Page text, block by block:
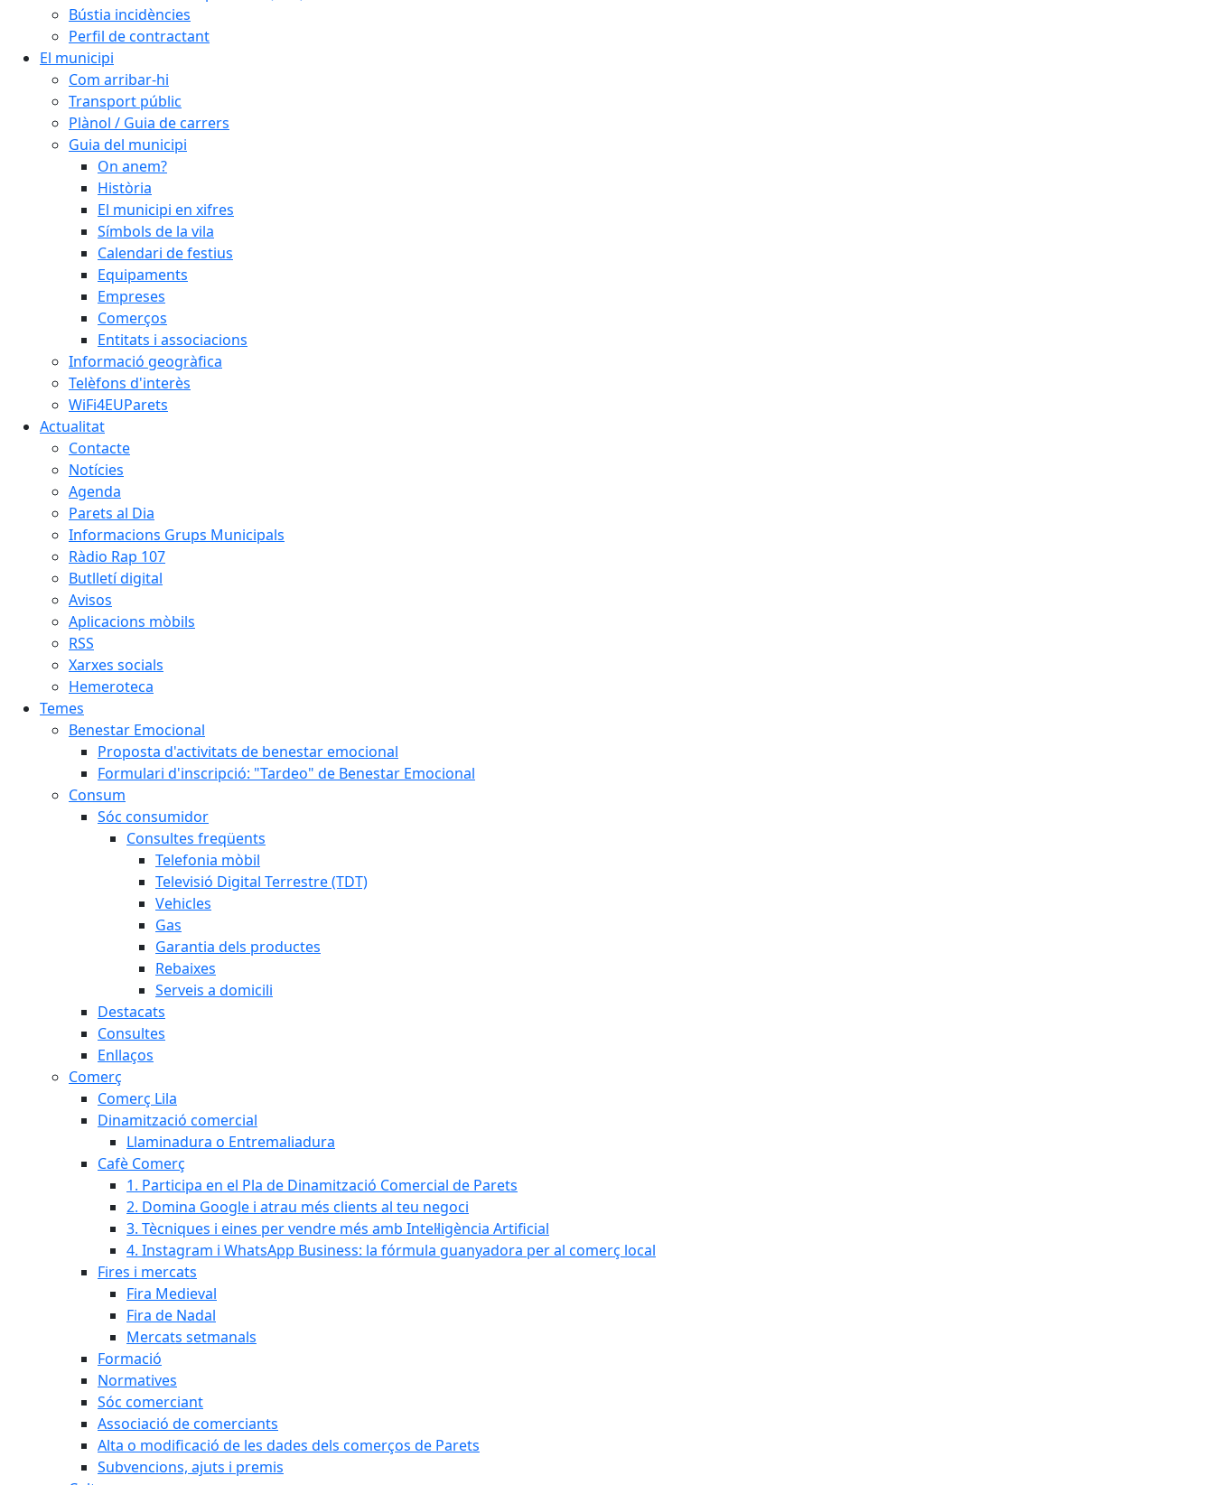
Bústia incidències
Perfil de contractant
El municipi
Com arribar-hi
Transport públic
Plànol / Guia de carrers
Guia del municipi
On anem?
Història
El municipi en xifres
Símbols de la vila
Calendari de festius
Equipaments
Empreses
Comerços
Entitats i associacions
Informació geogràfica
Telèfons d'interès
WiFi4EUParets
Actualitat
Contacte
Notícies
Agenda
Parets al Dia
Informacions Grups Municipals
Ràdio Rap 107
Butlletí digital
Avisos
Aplicacions mòbils
RSS
Xarxes socials
Hemeroteca
Temes
Benestar Emocional
Proposta d'activitats de benestar emocional
Formulari d'inscripció: "Tardeo" de Benestar Emocional
Consum
Sóc consumidor
Consultes freqüents
Telefonia mòbil
Televisió Digital Terrestre (TDT)
Vehicles
Gas
Garantia dels productes
Rebaixes
Serveis a domicili
Destacats
Consultes
Enllaços
Comerç
Comerç Lila
Dinamització comercial
Llaminadura o Entremaliadura
Cafè Comerç
1. Participa en el Pla de Dinamització Comercial de Parets
2. Domina Google i atrau més clients al teu negoci
3. Tècniques i eines per vendre més amb Intel·ligència Artificial
4. Instagram i WhatsApp Business: la fórmula guanyadora per al comerç local
Fires i mercats
Fira Medieval
Fira de Nadal
Mercats setmanals
Formació
Normatives
Sóc comerciant
Associació de comerciants
Alta o modificació de les dades dels comerços de Parets
Subvencions, ajuts i premis